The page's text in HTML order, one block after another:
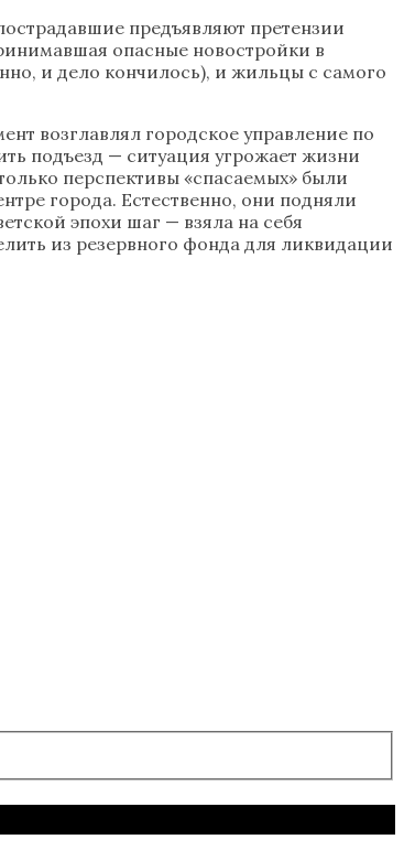
предъявляют претензии
опасные новостройки в
и дело кончилось), и жильцы с самого
возглавлял городское управление по
подъезд — ситуация угрожает жизни
перспективы «спасаемых» были
города. Естественно, они подняли
эпохи шаг — взяла на себя
из резервного фонда для ликвидации